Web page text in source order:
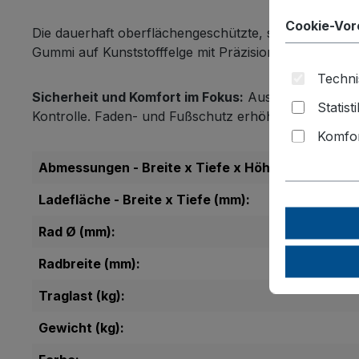
Die dauerhaft oberflächengeschützte, schlag- und
Gummi auf Kunststofffelge mit Präzisions-
Sicherheit und Komfort im Fokus: Ausgestattet mit
Kontrolle. Faden- und Fußschutz erhöhen zusätzlich
Abmessungen - Breite x Tiefe x Höhe (mm):
Ladefläche - Breite x Tiefe (mm):
Rad Ø (mm):
Radbreite (mm):
Traglast (kg):
Gewicht (kg):
Cookie-